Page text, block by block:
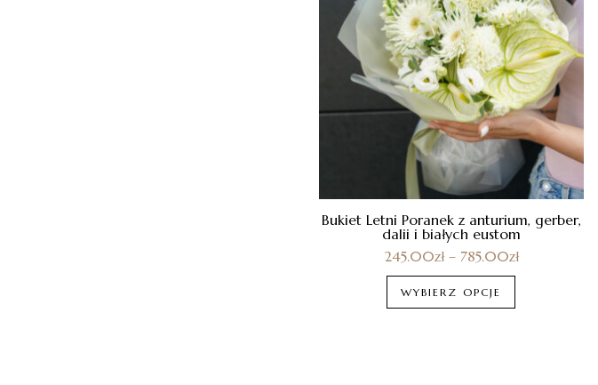
Bukiet Letni Poranek z anturium, gerber,
dalii i białych eustom
245.00zł– 785.00zł
WYBIERZ OPCJE